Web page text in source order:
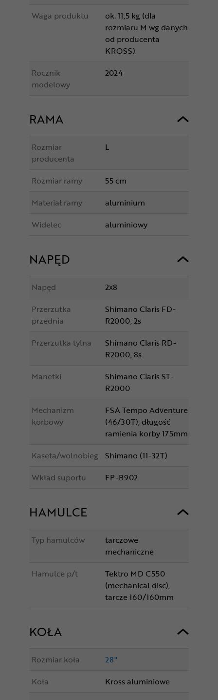
Waga produktu
ok. 11,5 kg (dla
rozmiaru M wg danych
od producenta
KROSS)
Rocznik
modelowy
2024
RAMA
Rozmiar
producenta
L
Rozmiar ramy
55 cm
Materiał ramy
aluminium
Widelec
aluminiowy
NAPĘD
Napęd
2x8
Przerzutka
przednia
Shimano Claris FD-
R2000, 2s
Przerzutka tylna
Shimano Claris RD-
R2000, 8s
Manetki
Shimano Claris ST-
R2000
Mechanizm
korbowy
FSA Tempo Adventure
(46/30T), długość
ramienia korby 175mm
Kaseta/wolnobieg
Shimano (11-32T)
Wkład suportu
FP-B902
HAMULCE
Typ hamulców
tarczowe
mechaniczne
Hamulce p/t
Tektro MD C550
(mechanical disc),
tarcze 160/160mm
KOŁA
Rozmiar koła
28"
Koła
Kross aluminiowe